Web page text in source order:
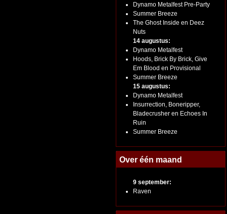
Dynamo Metalfest Pre-Party
Summer Breeze
The Ghost Inside en Deez
Nuts
14 augustus:
Dynamo Metalfest
Hoods, Brick By Brick, Give
Em Blood en Provisional
Summer Breeze
15 augustus:
Dynamo Metalfest
Insurrection, Boneripper,
Bladecrusher en Echoes In
Ruin
Summer Breeze
Over één maand
9 september:
Raven